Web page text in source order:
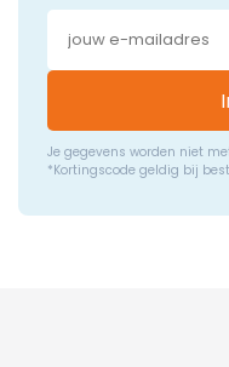
Je gegevens worden niet
*Kortingscode geldig bij